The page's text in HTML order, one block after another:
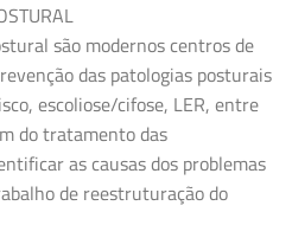
são modernos centros de
das patologias posturais
escoliose/cifose, LER, entre
do tratamento das
as causas dos problemas
de reestruturação do